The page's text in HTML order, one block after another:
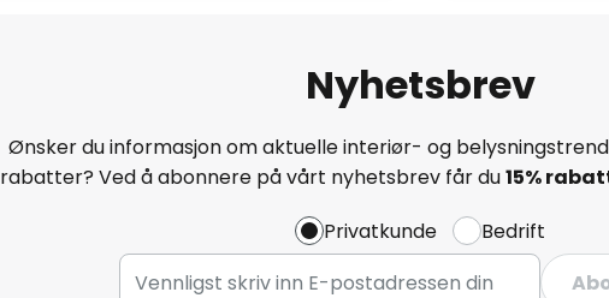
Nyhetsbrev
Ønsker du informasjon om aktuelle interiør- og
rabatter? Ved å abonnere på vårt nyhetsbrev får du15%
Privatkunde
Bedrift